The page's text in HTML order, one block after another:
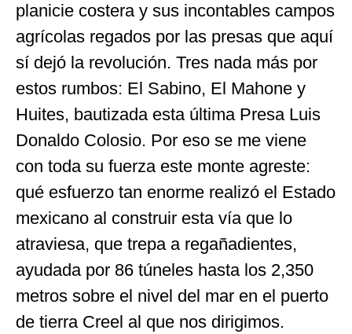
planicie costera y sus incontables campos
agrícolas regados por las presas que aquí
sí dejó la revolución. Tres nada más por
estos rumbos: El Sabino, El Mahone y
Huites, bautizada esta última Presa Luis
Donaldo Colosio. Por eso se me viene
con toda su fuerza este monte agreste:
qué esfuerzo tan enorme realizó el Estado
mexicano al construir esta vía que lo
atraviesa, que trepa a regañadientes,
ayudada por 86 túneles hasta los 2,350
metros sobre el nivel del mar en el puerto
de tierra Creel al que nos dirigimos.